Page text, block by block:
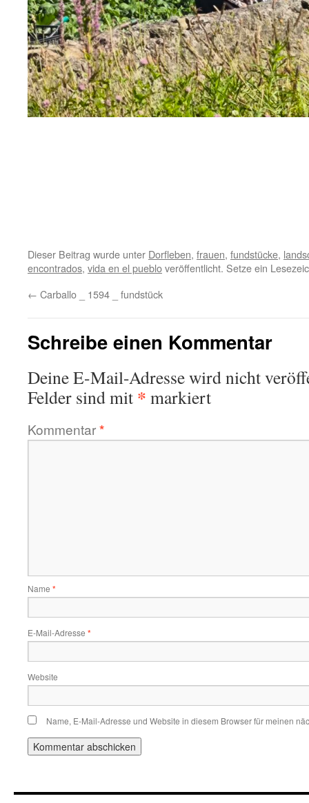
Dieser Beitrag wurde unter Dorfleben, frauen, fundstücke,
encontrados, vida en el puebloveröffentlicht. Setze ein
← Carballo _ 1594 _ fundstück
Schreibe einen Kommentar
Deine E-Mail-Adresse wird nicht
Felder sind mit * markiert
Kommentar*
Name *
E-Mail-Adresse *
Website
Name, E-Mail-Adresse und Website in diesem Browser für meinen